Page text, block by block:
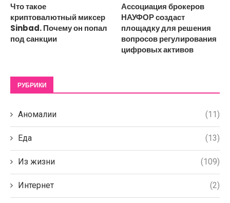
Что такое
криптовалютный миксер
Sinbad. Почему он попал
под санкции
Ассоциация брокеров
НАУФОР создаст
площадку для решения
вопросов регулирования
цифровых активов
РУБРИКИ
Аномалии (11)
Еда (13)
Из жизни (109)
Интернет (2)